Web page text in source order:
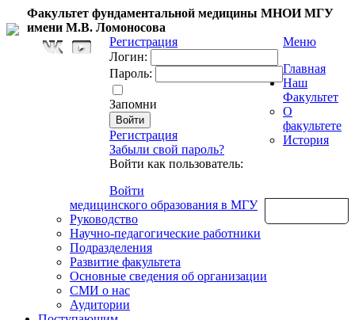
Факультет фундаментальной медицины МНОИ МГУ
имени М.В. Ломоносова
Регистрация
Логин:
Пароль:
Запомни
Регистрация
Забыли свой пароль?
Войти как пользователь:
Войти
Меню
Главная
Наш
Факультет
О
факультете
История
медицинского образования в МГУ
Руководство
Научно-педагогические работники
Подразделения
Развитие факультета
Основные сведения об организации
СМИ о нас
Аудитории